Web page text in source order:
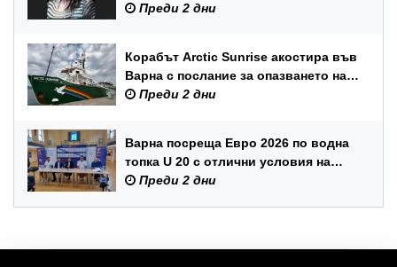
празника на Варна
Преди 2 дни
Корабът Arctic Sunrise акостира във
Варна с послание за опазването на
Черно море
Преди 2 дни
Варна посреща Евро 2026 по водна
топка U 20 с отлични условия на
състезателните басейни
Преди 2 дни